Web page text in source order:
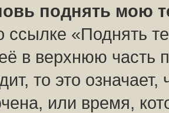
поднять мою
ссылке «Поднять
в верхнюю часть
то это
или время,